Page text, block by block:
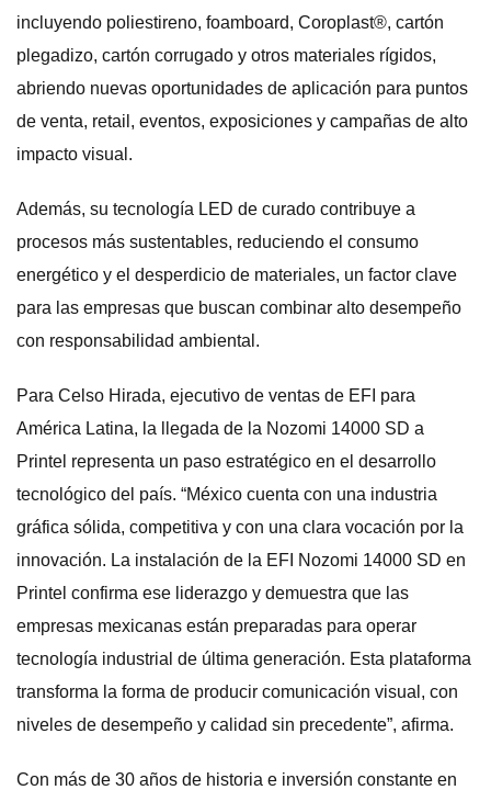
incluyendo poliestireno, foamboard, Coroplast®, cartón
plegadizo, cartón corrugado y otros materiales rígidos,
abriendo nuevas oportunidades de aplicación para puntos
de venta, retail, eventos, exposiciones y campañas de alto
impacto visual.
Además, su tecnología LED de curado contribuye a
procesos más sustentables, reduciendo el consumo
energético y el desperdicio de materiales, un factor clave
para las empresas que buscan combinar alto desempeño
con responsabilidad ambiental.
Para Celso Hirada, ejecutivo de ventas de EFI para
América Latina, la llegada de la Nozomi 14000 SD a
Printel representa un paso estratégico en el desarrollo
tecnológico del país. “México cuenta con una industria
gráfica sólida, competitiva y con una clara vocación por la
innovación. La instalación de la EFI Nozomi 14000 SD en
Printel confirma ese liderazgo y demuestra que las
empresas mexicanas están preparadas para operar
tecnología industrial de última generación. Esta plataforma
transforma la forma de producir comunicación visual, con
niveles de desempeño y calidad sin precedente”, afirma.
Con más de 30 años de historia e inversión constante en